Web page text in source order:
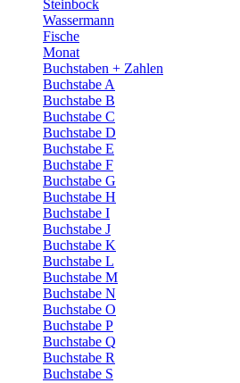
Steinbock
Wassermann
Fische
Monat
Buchstaben + Zahlen
Buchstabe A
Buchstabe B
Buchstabe C
Buchstabe D
Buchstabe E
Buchstabe F
Buchstabe G
Buchstabe H
Buchstabe I
Buchstabe J
Buchstabe K
Buchstabe L
Buchstabe M
Buchstabe N
Buchstabe O
Buchstabe P
Buchstabe Q
Buchstabe R
Buchstabe S